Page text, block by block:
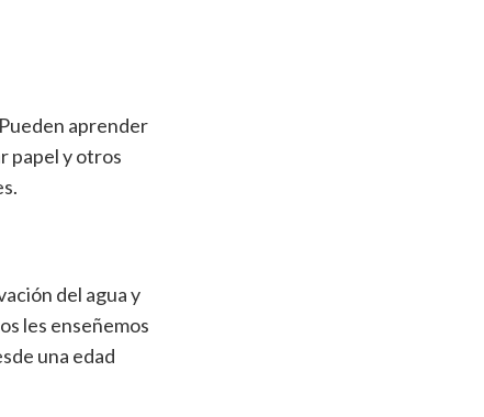
aprender
papel y otros
del agua y
les enseñemos
una edad